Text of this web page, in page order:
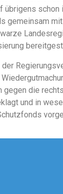
übrigens
gemeinsam
der
gegen die
und in